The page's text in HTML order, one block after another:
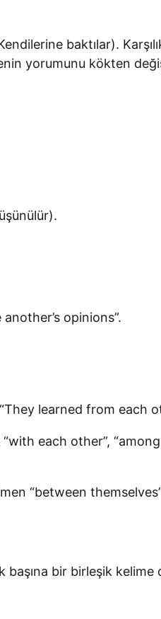
baktılar).
yorumunu kökten
opinions”.
learned from each
each other”,
“between
bir birleşik kelime